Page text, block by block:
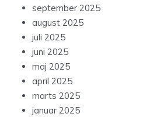
september 2025
august 2025
juli 2025
juni 2025
maj 2025
april 2025
marts 2025
januar 2025